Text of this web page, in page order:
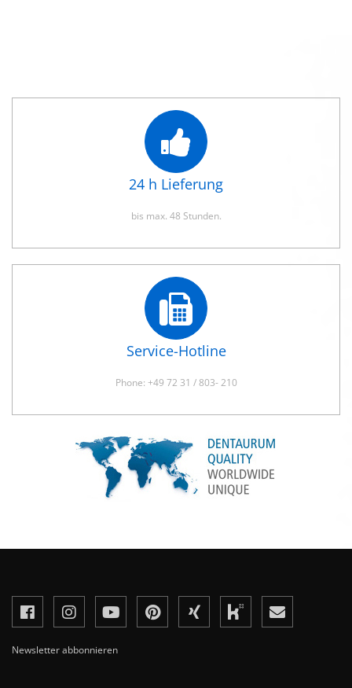
24 h Lieferung
bis max. 48 Stunden.
Service-Hotline
Phone: +49 72 31 / 803- 210
Newsletter abbonnieren